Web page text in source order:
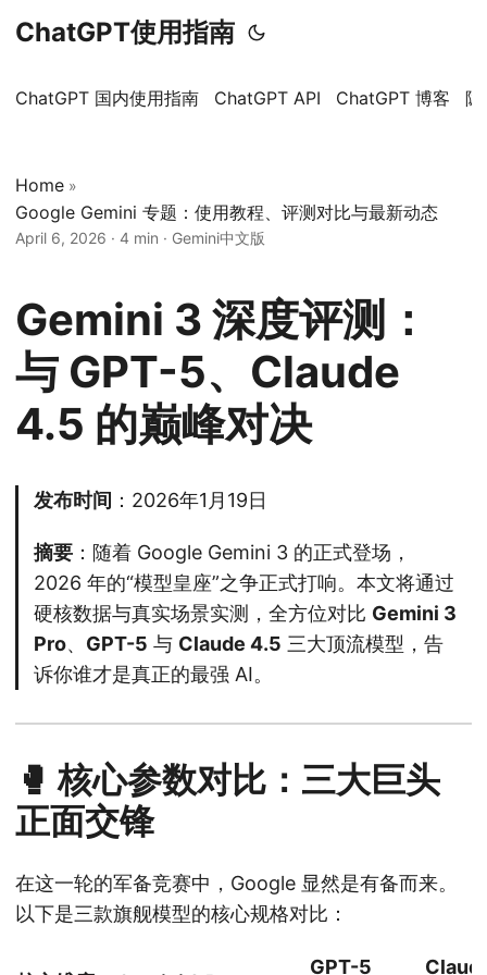
ChatGPT使用指南
ChatGPT 国内使用指南 ChatGPT API ChatGPT 博客
Home »
Google Gemini 专题：使用教程、评测对比与最新动态
April 6, 2026 · 4 min · Gemini中文版
Gemini 3 深度评测：
与 GPT-5、Claude
4.5 的巅峰对决
发布时间 ：2026年1月19日
摘要 ：随着 Google Gemini 3 的正式登场，
2026 年的“模型皇座”之争正式打响。本文将通过
硬核数据与真实场景实测，全方位对比 Gemini 3
Pro、 GPT-5 与 Claude 4.5 三大顶流模型，告
诉你谁才是真正的最强 AI。
🥊 核心参数对比：三大巨头
正面交锋
在这一轮的军备竞赛中，Google 显然是有备而来。
以下是三款旗舰模型的核心规格对比：
GPT-5